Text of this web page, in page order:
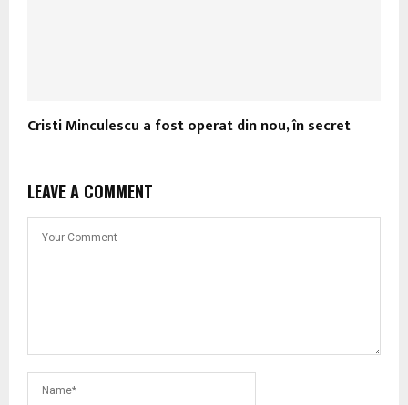
Cristi Minculescu a fost operat din nou, în secret
LEAVE A COMMENT